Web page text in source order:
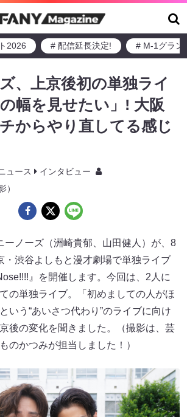
2026 # 配信延長決定! # M-1グラン
、上京後初の単独ライ
幅を見せたい」! 大阪
からやり直してる感じ
ュース
インタビュー
）
ーノーズ（洲崎貴郁、山田健人）が、8
・渋谷よしもと漫才劇場で単独ライブ
』を開催します。今回は、2人に
の単独ライブ。「初めましての人がほ
いう“あいさつ代わり”のライブに向け
後の変化を聞きました。（撮影は、芸
のかつみが担当しました！）